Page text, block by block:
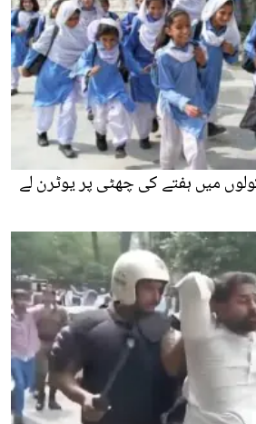
میں ہفتے کی چھٹی پر یوٹرن لے